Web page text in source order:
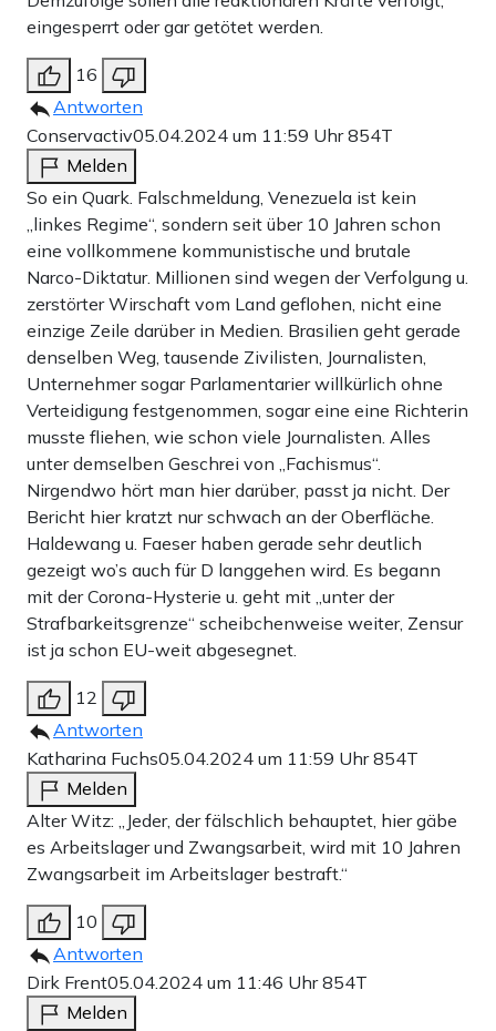
eingesperrt oder gar getötet werden.
16
Antworten
Conservactiv05.04.2024 um 11:59 Uhr854T
Melden
So ein Quark. Falschmeldung, Venezuela ist kein
„linkes Regime“, sondern seit über 10 Jahren schon
eine vollkommene kommunistische und brutale
Narco-Diktatur. Millionen sind wegen der Verfolgung u.
zerstörter Wirschaft vom Land geflohen, nicht eine
einzige Zeile darüber in Medien. Brasilien geht gerade
denselben Weg, tausende Zivilisten, Journalisten,
Unternehmer sogar Parlamentarier willkürlich ohne
Verteidigung festgenommen, sogar eine eine Richterin
musste fliehen, wie schon viele Journalisten. Alles
unter demselben Geschrei von „Fachismus“.
Nirgendwo hört man hier darüber, passt ja nicht. Der
Bericht hier kratzt nur schwach an der Oberfläche.
Haldewang u. Faeser haben gerade sehr deutlich
gezeigt wo’s auch für D langgehen wird. Es begann
mit der Corona-Hysterie u. geht mit „unter der
Strafbarkeitsgrenze“ scheibchenweise weiter, Zensur
ist ja schon EU-weit abgesegnet.
12
Antworten
Katharina Fuchs05.04.2024 um 11:59 Uhr854T
Melden
Alter Witz: „Jeder, der fälschlich behauptet, hier gäbe
es Arbeitslager und Zwangsarbeit, wird mit 10 Jahren
Zwangsarbeit im Arbeitslager bestraft.“
10
Antworten
Dirk Frent05.04.2024 um 11:46 Uhr854T
Melden